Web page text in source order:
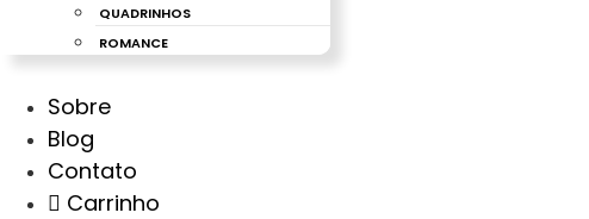
QUADRINHOS
ROMANCE
Sobre
Blog
Contato
Carrinho